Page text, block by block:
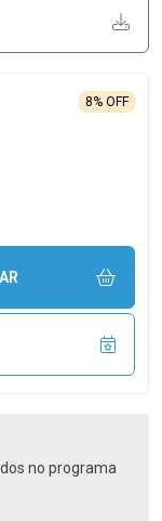
8% OFF
UNIDADE
no programa